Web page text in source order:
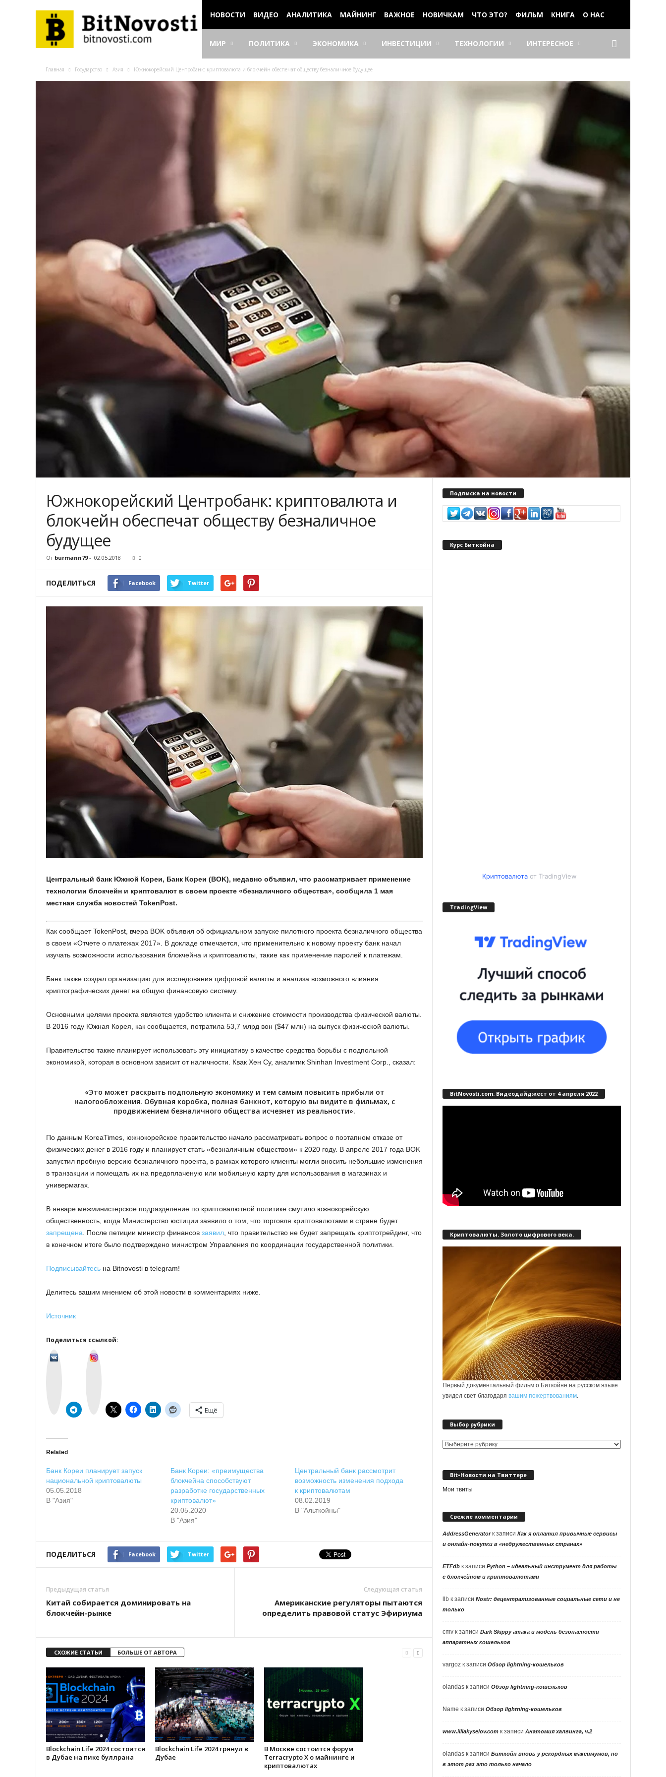
НОВОСТИ ВИДЕО АНАЛИТИКА МАЙНИНГ ВАЖНОЕ НОВИЧКАМ ЧТО ЭТО? ФИЛЬМ КНИГА О НАС
МИР ПОЛИТИКА ЭКОНОМИКА ИНВЕСТИЦИИ ТЕХНОЛОГИИ ИНТЕРЕСНОЕ
Главная Государство Азия Южнокорейский Центробанк: криптовалюта и блокчейн обеспечат обществу безналичное будущее
Южнокорейский Центробанк: криптовалюта и
блокчейн обеспечат обществу безналичное
будущее
От burmann79- 02.05.2018 0
ПОДЕЛИТЬСЯ Facebook Twitter
Центральный банк Южной Кореи, Банк Кореи (BOK), недавно объявил, что рассматривает применение
технологии блокчейн и криптовалют в своем проекте «безналичного общества», сообщила 1 мая
местная служба новостей TokenPost.
Как сообщает TokenPost, вчера BOK объявил об официальном запуске пилотного проекта безналичного общества
в своем «Отчете о платежах 2017». В докладе отмечается, что применительно к новому проекту банк начал
изучать возможности использования блокчейна и криптовалюты, такие как применение паролей к платежам.
Банк также создал организацию для исследования цифровой валюты и анализа возможного влияния
криптографических денег на общую финансовую систему.
Основными целями проекта являются удобство клиента и снижение стоимости производства физической валюты.
В 2016 году Южная Корея, как сообщается, потратила 53,7 млрд вон ($47 млн) на выпуск физической валюты.
Правительство также планирует использовать эту инициативу в качестве средства борьбы с подпольной
экономикой, которая в основном зависит от наличности. Квак Хен Су, аналитик Shinhan Investment Corp., сказал:
«Это может раскрыть подпольную экономику и тем самым повысить прибыли от
налогообложения. Обувная коробка, полная банкнот, которую вы видите в фильмах, с
продвижением безналичного общества исчезнет из реальности».
По данным KoreaTimes, южнокорейское правительство начало рассматривать вопрос о поэтапном отказе от
физических денег в 2016 году и планирует стать «безналичным обществом» к 2020 году. В апреле 2017 года BOK
запустил пробную версию безналичного проекта, в рамках которого клиенты могли вносить небольшие изменения
в транзакции и помещать их на предоплаченую или мобильную карту для использования в магазинах и
универмагах.
В январе межминистерское подразделение по криптовалютной политике смутило южнокорейскую
общественность, когда Министерство юстиции заявило о том, что торговля криптовалютами в стране будет
запрещена . После петиции министр финансов заявил , что правительство не будет запрещать криптотрейдинг, что
в конечном итоге было подтверждено министром Управления по координации государственной политики.
Подписывайтесь на Bitnovosti в telegram!
Делитесь вашим мнением об этой новости в комментариях ниже.
Источник
Поделиться ссылкой:
Ещё
Related
Банк Кореи планирует запуск
национальной криптовалюты
05.05.2018
В "Азия"
Банк Кореи: «преимущества
блокчейна способствуют
разработке государственных
криптовалют»
20.05.2020
В "Азия"
Центральный банк рассмотрит
возможность изменения подхода
к криптовалютам
08.02.2019
В "Альткойны"
ПОДЕЛИТЬСЯ Facebook Twitter
Предыдущая статья
Китай собирается доминировать на
блокчейн-рынке
Следующая статья
Американские регуляторы пытаются
определить правовой статус Эфириума
СХОЖИЕ СТАТЬИ БОЛЬШЕ ОТ АВТОРА
Blockchain Life 2024 состоится
в Дубае на пике буллрана
Blockchain Life 2024 грянул в
Дубае
В Москве состоится форум
Terracrypto X о майнинге и
криптовалютах
Подписка на новости
Курс Биткойна
Криптовалютаот TradingView
TradingView
BitNovosti.com: Видеодайджест от 4 апреля 2022
Криптовалюты. Золото цифрового века.
Первый документальный фильм о Биткойне на русском языке
увидел свет благодарявашим пожертвованиям.
Выбор рубрики
Выбор
Bit•Новости на Твиттере
Мои твиты
Свежие комментарии
AddressGeneratorк записиКак я оплатил привычные сервисы
и онлайн-покупки в «недружественных странах»
ETFdb к записиPython – идеальный инструмент для работы
с блокчейном и криптовалютами
llb к записиNostr: децентрализованные социальные сети и не
только
cmv к записиDark Skippy атака и модель безопасности
аппаратных кошельков
vargoz к записиОбзор lightning-кошельков
olandas к записиОбзор lightning-кошельков
Name к записиОбзор lightning-кошельков
www.illiakyselov.com к записиАнатомия халвинга, ч.2
olandas к записиБиткойн вновь у рекордных максимумов, но
в этот раз это только начало